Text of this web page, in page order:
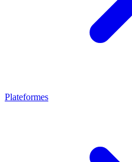
Plateformes